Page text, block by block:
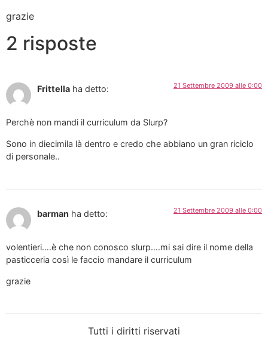
grazie
2 risposte
Frittella ha detto: 21 Settembre 2009 alle 0:00
Perchè non mandi il curriculum da Slurp?
Sono in diecimila là dentro e credo che abbiano un gran riciclo
di personale..
barman ha detto: 21 Settembre 2009 alle 0:00
volentieri….è che non conosco slurp….mi sai dire il nome della
pasticceria così le faccio mandare il curriculum
grazie
Tutti i diritti riservati